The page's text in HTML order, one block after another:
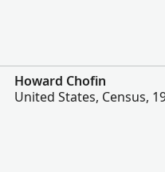
Howard Chofin
United States, Census,